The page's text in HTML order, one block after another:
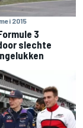
2015
3
slechte